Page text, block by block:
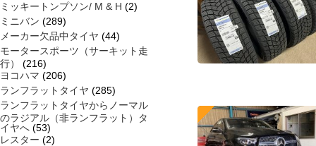
ミッキートンプソン/ M & H (2)
ミニバン (289)
メーカー欠品中タイヤ (44)
モータースポーツ（サーキット走
行）
(216)
ヨコハマ (206)
ランフラットタイヤ (285)
ランフラットタイヤからノーマル
のラジアル（非ランフラット）タ
イヤへ (53)
レスター (2)